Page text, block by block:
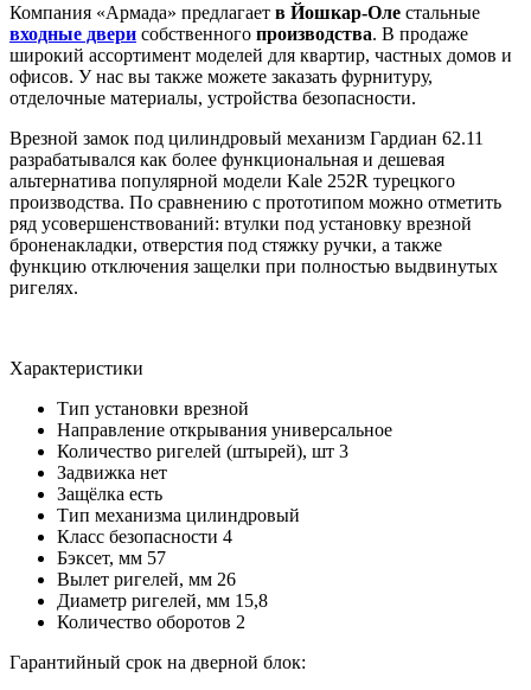
Компания «Армада» предлагает в Йошкар-Оле стальные
входные двери собственного производства. В продаже
широкий ассортимент моделей для квартир, частных домов и
офисов. У нас вы также можете заказать фурнитуру,
отделочные материалы, устройства безопасности.
Врезной замок под цилиндровый механизм Гардиан 62.11
разрабатывался как более функциональная и дешевая
альтернатива популярной модели Kale 252R турецкого
производства. По сравнению с прототипом можно отметить
ряд усовершенствований: втулки под установку врезной
броненакладки, отверстия под стяжку ручки, а также
функцию отключения защелки при полностью выдвинутых
ригелях.
Характеристики
Тип установки врезной
Направление открывания универсальное
Количество ригелей (штырей), шт 3
Задвижка нет
Защёлка есть
Тип механизма цилиндровый
Класс безопасности 4
Бэксет, мм 57
Вылет ригелей, мм 26
Диаметр ригелей, мм 15,8
Количество оборотов 2
Гарантийный срок на дверной блок: